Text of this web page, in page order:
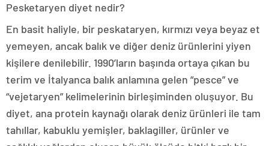
Pesketaryen diyet nedir?
En basit haliyle, bir peskataryen, kırmızı veya beyaz et
yemeyen, ancak balık ve diğer deniz ürünlerini yiyen
kişilere denilebilir. 1990’ların başında ortaya çıkan bu
terim ve İtalyanca balık anlamına gelen “pesce” ve
“vejetaryen” kelimelerinin birleşiminden oluşuyor. Bu
diyet, ana protein kaynağı olarak deniz ürünleri ile tam
tahıllar, kabuklu yemişler, baklagiller, ürünler ve